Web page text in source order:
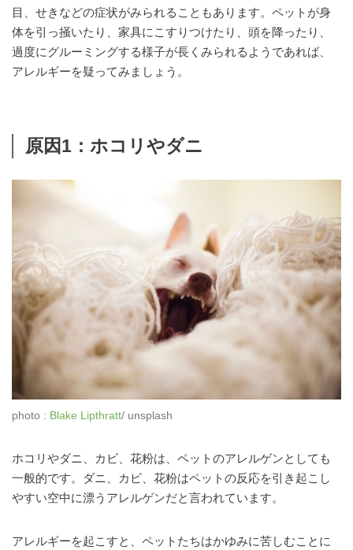
目、せきなどの症状がみられることもあります。ペットが身
体を引っ掻いたり、家具にこすりつけたり、頭を降ったり、
過度にグルーミングする様子が長くみられるようであれば、
アレルギーを疑ってみましょう。
原因1：ホコリやダニ
photo : Blake Lipthratt/ unsplash
ホコリやダニ、カビ、花粉は、ペットのアレルゲンとしても
一般的です。ダニ、カビ、花粉はペットの反応を引き起こし
やすい空中に漂うアレルゲンだと言われています。
アレルギーを起こすと、ペットたちはかゆみに苦しむことに